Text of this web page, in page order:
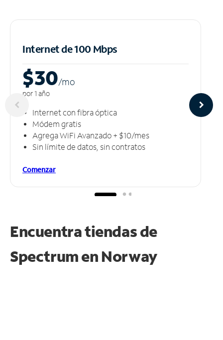
Internet de 100 Mbps
$30/mo
por 1 año
Internet con fibra óptica
Módem gratis
Agrega WiFi Avanzado + $10/mes
Sin límite de datos, sin contratos
Comenzar
Encuentra tiendas de
Spectrum en Norway